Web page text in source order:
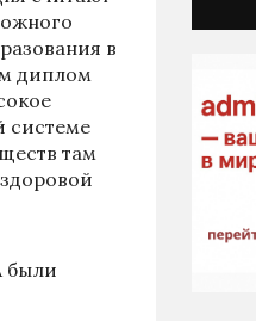
в
диплом
системе
там
были